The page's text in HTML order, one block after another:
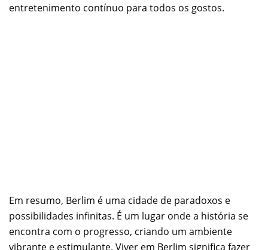
entretenimento contínuo para todos os gostos.
Em resumo, Berlim é uma cidade de paradoxos e
possibilidades infinitas. É um lugar onde a história se
encontra com o progresso, criando um ambiente
vibrante e estimulante. Viver em Berlim significa fazer